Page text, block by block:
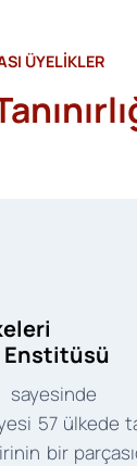
ÜYELİKLER
Enstitüsü
57 ülkede
bir